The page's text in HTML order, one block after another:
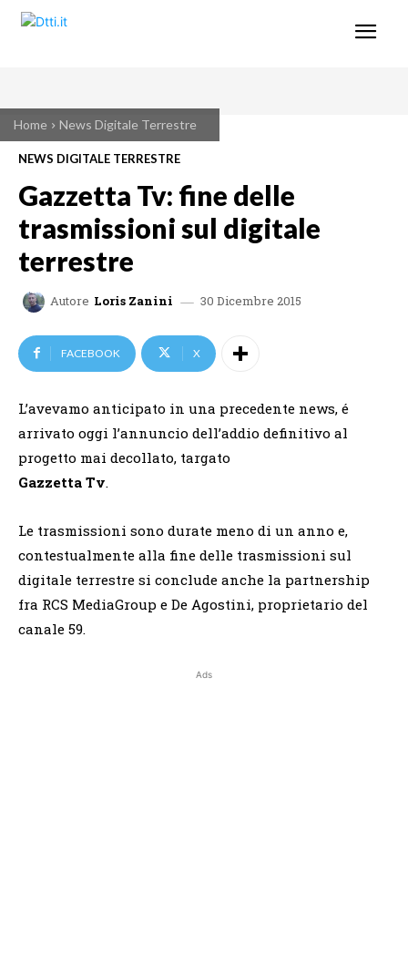
Home News Digitale Terrestre
NEWS DIGITALE TERRESTRE
Gazzetta Tv: fine delle
trasmissioni sul digitale
terrestre
Autore Loris Zanini 30 Dicembre 2015
FACEBOOK X
L’avevamo anticipato in una precedente news, é
arrivato oggi l’annuncio dell’addio definitivo al
progetto mai decollato, targato
Gazzetta Tv.
Le trasmissioni sono durate meno di un anno e,
contestualmente alla fine delle trasmissioni sul
digitale terrestre si conclude anche la partnership
fra RCS MediaGroup e De Agostini, proprietario del
canale 59.
Ads